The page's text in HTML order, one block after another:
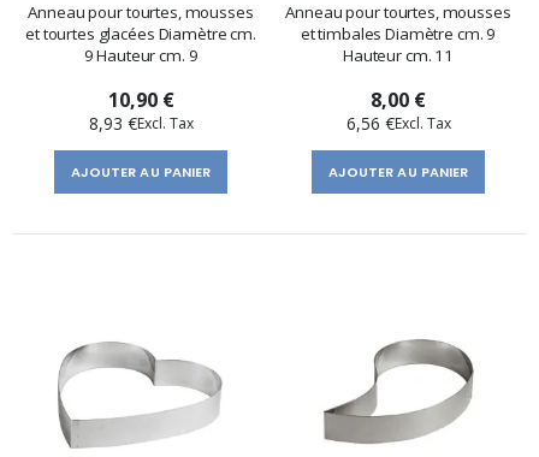
Anneau pour tourtes, mousses
et tourtes glacées Diamètre cm.
9 Hauteur cm. 9
10,90 €
8,93 €
AJOUTER AU PANIER
Anneau pour tourtes, mousses
et timbales Diamètre cm. 9
Hauteur cm. 11
8,00 €
6,56 €
AJOUTER AU PANIER